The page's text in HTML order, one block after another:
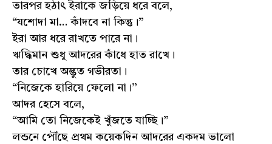
তারপর হঠাৎ ইরাকে জড়িয়ে ধরে বলে,
“যশোদা মা… কাঁদবে না কিন্তু।”
ইরা আর ধরে রাখতে পারে না।
ঋদ্ধিমান শুধু আদরের কাঁধে হাত রাখে।
তার চোখে অদ্ভুত গভীরতা।
“নিজেকে হারিয়ে ফেলো না।”
আদর হেসে বলে,
“আমি তো নিজেকেই খুঁজতে যাচ্ছি।”
লন্ডনে পৌঁছে প্রথম কয়েকদিন আদরের একদম ভালো